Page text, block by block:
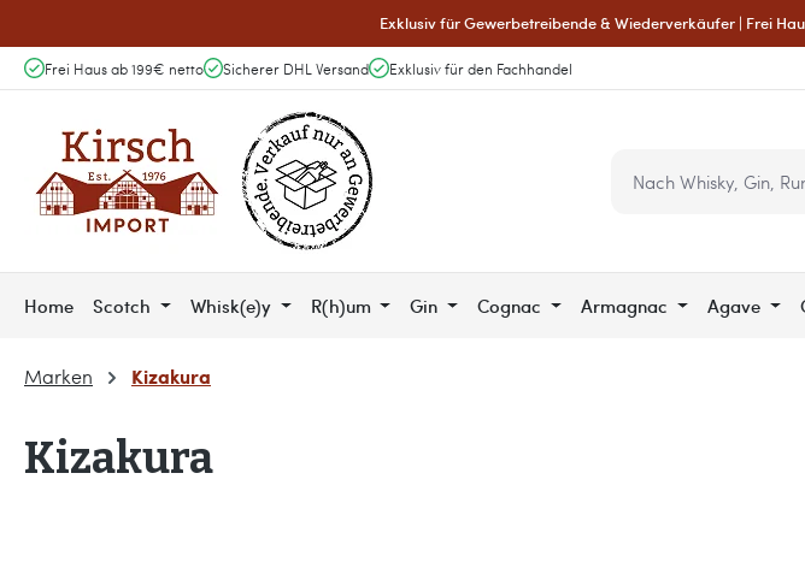
Exklusiv für Gewerbetreibende & Wiederverkäufer | Frei
Frei Haus ab 199€ netto Sicherer DHL Versand Exklusiv für den Fachhandel
Home Scotch Whisk(e)y R(h)um Gin Cognac Armagnac Agave
Marken Kizakura
Kizakura